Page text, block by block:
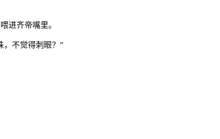
进齐帝嘴里。
，不觉得刺眼？”